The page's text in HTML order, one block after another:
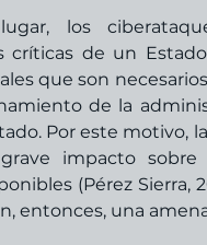
los
críticas de un
que son
de la
Por este motivo,
impacto
(Pérez
entonces, una